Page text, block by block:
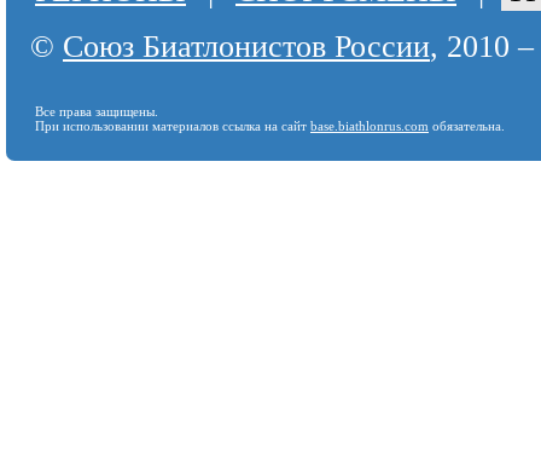
© Союз Биатлонистов России, 2010
Все права защищены.
При использовании материалов ссылка на сайт base.biathlonrus.com обязательна.